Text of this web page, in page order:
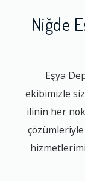
Niğde
Eşya
ekibimizle
ilinin her
çözümleriyle